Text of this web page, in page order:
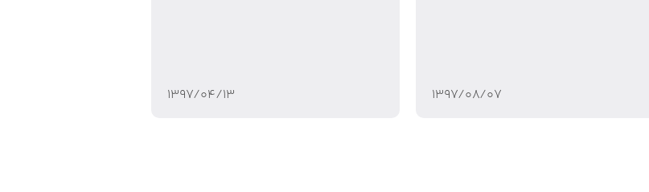
۱۳۹۷/۰۸/۰۷ ۱۳۹۷/۰۴/۱۳